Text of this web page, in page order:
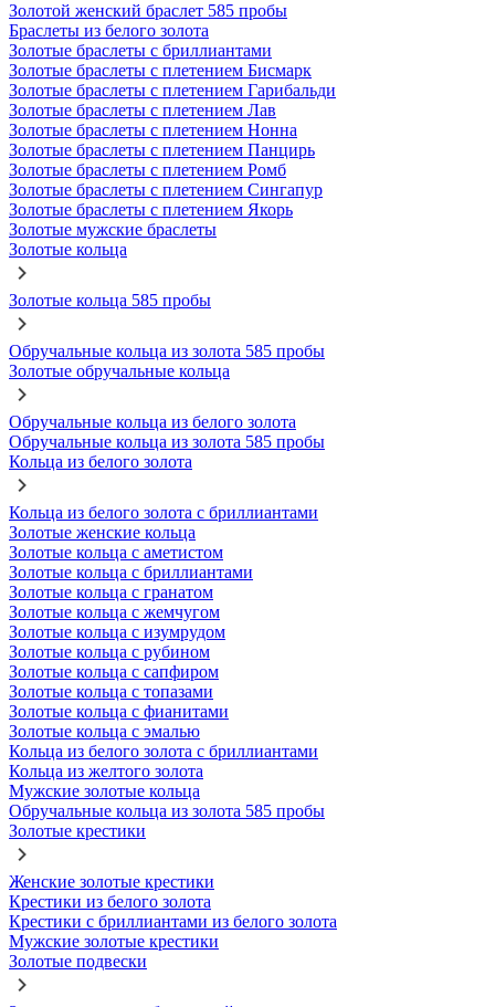
Золотой женский браслет 585 пробы
Браслеты из белого золота
Золотые браслеты с бриллиантами
Золотые браслеты с плетением Бисмарк
Золотые браслеты с плетением Гарибальди
Золотые браслеты с плетением Лав
Золотые браслеты с плетением Нонна
Золотые браслеты с плетением Панцирь
Золотые браслеты с плетением Ромб
Золотые браслеты с плетением Сингапур
Золотые браслеты с плетением Якорь
Золотые мужские браслеты
Золотые кольца
Золотые кольца 585 пробы
Обручальные кольца из золота 585 пробы
Золотые обручальные кольца
Обручальные кольца из белого золота
Обручальные кольца из золота 585 пробы
Кольца из белого золота
Кольца из белого золота с бриллиантами
Золотые женские кольца
Золотые кольца с аметистом
Золотые кольца с бриллиантами
Золотые кольца с гранатом
Золотые кольца с жемчугом
Золотые кольца с изумрудом
Золотые кольца с рубином
Золотые кольца с сапфиром
Золотые кольца с топазами
Золотые кольца с фианитами
Золотые кольца с эмалью
Кольца из белого золота с бриллиантами
Кольца из желтого золота
Мужские золотые кольца
Обручальные кольца из золота 585 пробы
Золотые крестики
Женские золотые крестики
Крестики из белого золота
Крестики с бриллиантами из белого золота
Мужские золотые крестики
Золотые подвески